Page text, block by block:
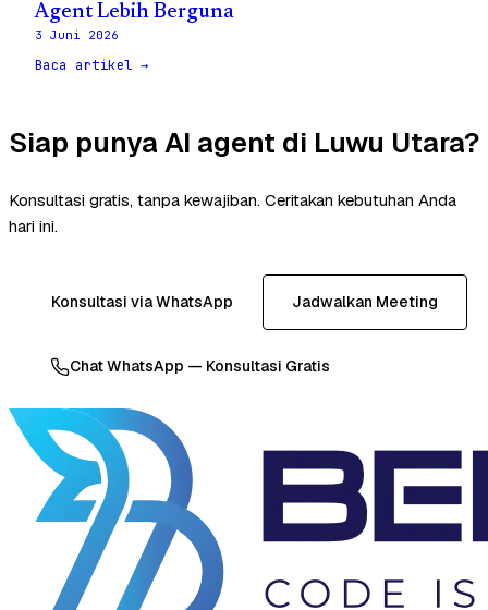
Agent Lebih Berguna
3 Juni 2026
Baca artikel →
Siap punya AI agent di Luwu Utara?
Konsultasi gratis, tanpa kewajiban. Ceritakan kebutuhan Anda
hari ini.
Konsultasi via WhatsApp Jadwalkan Meeting
Chat WhatsApp — Konsultasi Gratis